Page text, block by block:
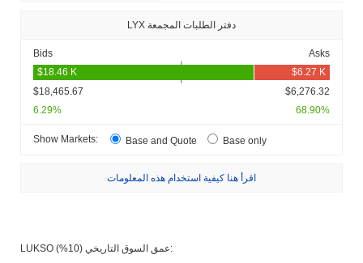
LYX دفتر الطلبات المجمعة
Bids Asks
$18,465.67
$6,276.32
6.29%
68.90%
Show Markets: Base and Quote Base only
اقرأ هنا كيفية استخدام هذه المعلومات
LUKSO عمق السوق التاريخي (10%):